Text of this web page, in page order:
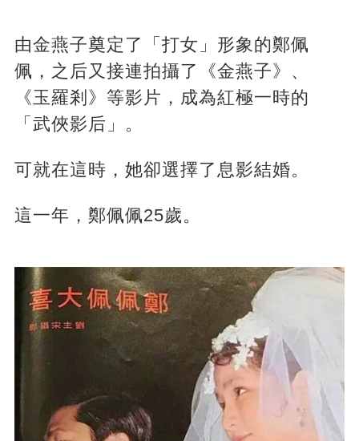
由金燕子奠定了「打女」形象的鄭佩
佩，之后又接連拍攝了《金燕子》、
《玉羅剎》等影片，成為紅極一時的
「武俠影后」。
可就在這時，她卻選擇了息影結婚。
這一年，鄭佩佩25歲。